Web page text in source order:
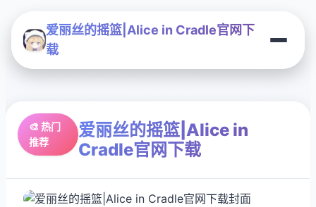
爱丽丝的摇篮|Alice in Cradle官网下
载
🎨 热门
推荐
爱丽丝的摇篮|Alice in
Cradle官网下载